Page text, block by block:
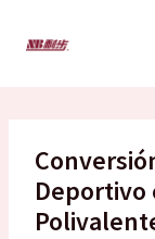
Deportivo